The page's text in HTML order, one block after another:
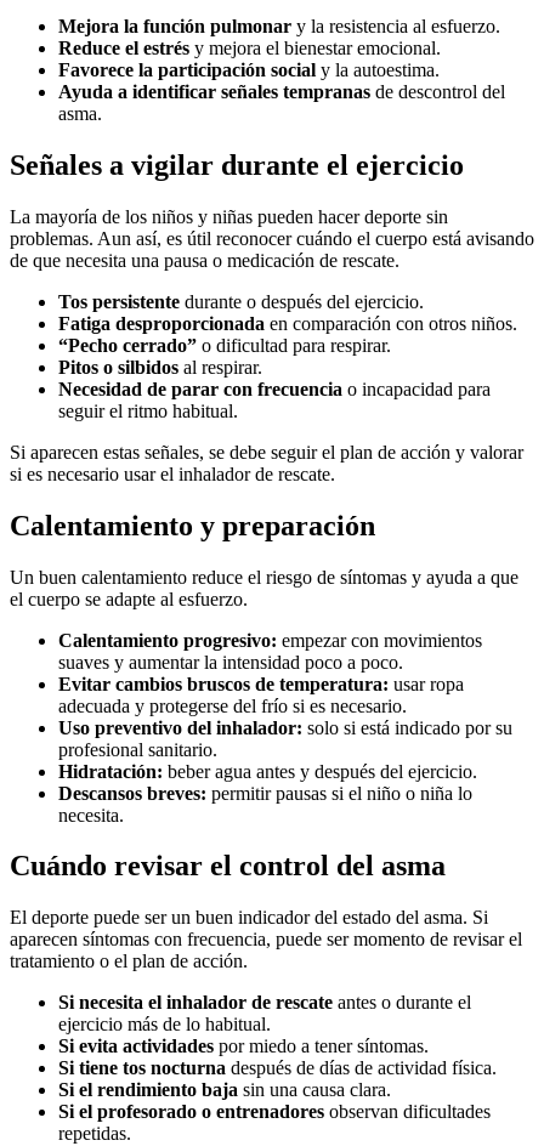
Mejora la función pulmonar y la resistencia al esfuerzo.
Reduce el estrés y mejora el bienestar emocional.
Favorece la participación social y la autoestima.
Ayuda a identificar señales tempranas de descontrol del
asma.
Señales a vigilar durante el ejercicio
La mayoría de los niños y niñas pueden hacer deporte sin
problemas. Aun así, es útil reconocer cuándo el cuerpo está avisando
de que necesita una pausa o medicación de rescate.
Tos persistente durante o después del ejercicio.
Fatiga desproporcionada en comparación con otros niños.
“Pecho cerrado” o dificultad para respirar.
Pitos o silbidos al respirar.
Necesidad de parar con frecuencia o incapacidad para
seguir el ritmo habitual.
Si aparecen estas señales, se debe seguir el plan de acción y valorar
si es necesario usar el inhalador de rescate.
Calentamiento y preparación
Un buen calentamiento reduce el riesgo de síntomas y ayuda a que
el cuerpo se adapte al esfuerzo.
Calentamiento progresivo: empezar con movimientos
suaves y aumentar la intensidad poco a poco.
Evitar cambios bruscos de temperatura: usar ropa
adecuada y protegerse del frío si es necesario.
Uso preventivo del inhalador: solo si está indicado por su
profesional sanitario.
Hidratación: beber agua antes y después del ejercicio.
Descansos breves: permitir pausas si el niño o niña lo
necesita.
Cuándo revisar el control del asma
El deporte puede ser un buen indicador del estado del asma. Si
aparecen síntomas con frecuencia, puede ser momento de revisar el
tratamiento o el plan de acción.
Si necesita el inhalador de rescate antes o durante el
ejercicio más de lo habitual.
Si evita actividades por miedo a tener síntomas.
Si tiene tos nocturna después de días de actividad física.
Si el rendimiento baja sin una causa clara.
Si el profesorado o entrenadores observan dificultades
repetidas.